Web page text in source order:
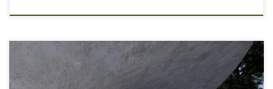
Badania Nad Alternatywnymi Materiałami Budowlanymi z Konopi